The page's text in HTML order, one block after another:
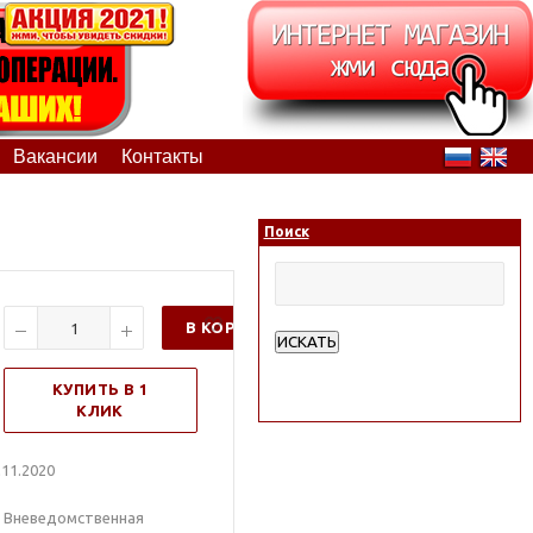
Вакансии Контакты
В КОРЗИНУ
КУПИТЬ В 1
КЛИК
Поиск
ИСКАТЬ